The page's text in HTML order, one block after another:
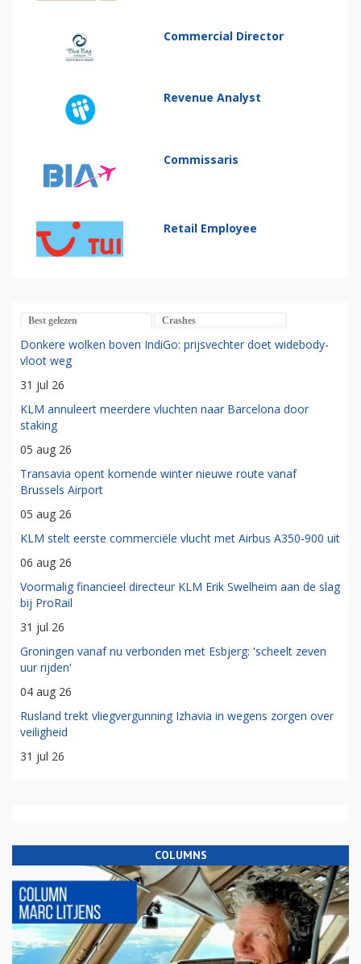
Commercial Director
Revenue Analyst
Commissaris
Retail Employee
Best gelezen Crashes
Donkere wolken boven IndiGo: prijsvechter doet widebody-
vloot weg
31 jul 26
KLM annuleert meerdere vluchten naar Barcelona door
staking
05 aug 26
Transavia opent komende winter nieuwe route vanaf
Brussels Airport
05 aug 26
KLM stelt eerste commerciële vlucht met Airbus A350-900 uit
06 aug 26
Voormalig financieel directeur KLM Erik Swelheim aan de slag
bij ProRail
31 jul 26
Groningen vanaf nu verbonden met Esbjerg: 'scheelt zeven
uur rijden'
04 aug 26
Rusland trekt vliegvergunning Izhavia in wegens zorgen over
veiligheid
31 jul 26
COLUMNS